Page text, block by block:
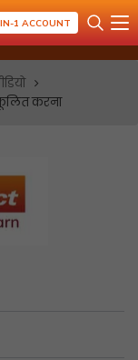
1 ACCOUNT
करना